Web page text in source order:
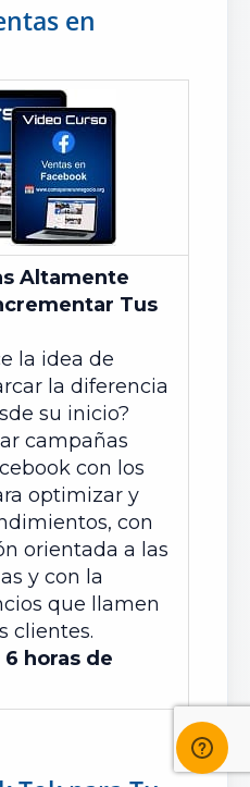
en
Altamente
Tus
la idea de
la diferencia
su inicio?
campañas
con los
optimizar y
con
orientada a las
y con la
que llamen
clientes.
6 horas de